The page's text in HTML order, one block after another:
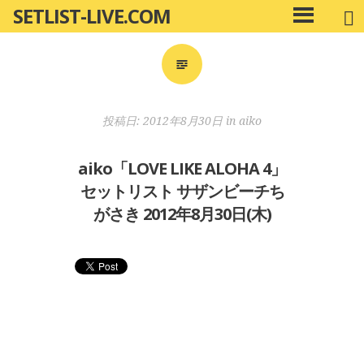
ン
SETLIST-LIVE.COM
メ
イ
投稿日: 2012年8月30日 in aiko
aiko「LOVE LIKE ALOHA 4」
セットリスト サザンビーチち
がさき 2012年8月30日(木)